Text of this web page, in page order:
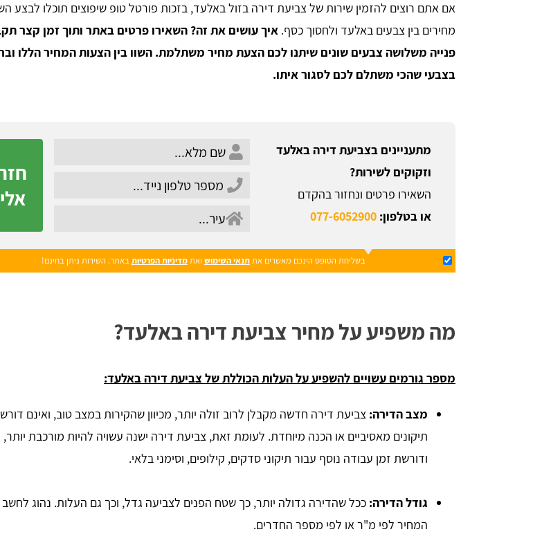
אם אתם רוצים להזמין שירות של צביעת דירה בזול באלעד, בזכות פורטל טופ שיפוצים תוכלו לבצע
מחירים בין צבעים באלעד ולחסוך כסף. איך עושים את זה? השאירו פרטים באתר ותוך זמן קצר
פנייה משלושה צבעים שונים שיתנו לכם הצעת מחיר משתלמת. השוו בין הצעות המחיר הללו
בצבעי שהכי משתלם לכם לסגור איתו.
מתעניינים בצביעת דירה באלעד
וזקוקים לשירות?
השאירו פרטים ונחזור בהקדם
או בטלפון: 077-6052900
בשליחת הטופס הינכם מאשרים אתתנאי השימוש ואתמדיניות הפרטיותבאתר. השירות ניתן בחינם!
מה משפיע על מחיר צביעת דירה באלעד?
מספר גורמים עשויים להשפיע על העלות הכוללת של צביעת דירה באלעד:
מצב הדירה: צביעת דירה חדשה מקבלן לרוב זולה יותר, מכיוון שהקירות במצב טוב, ואינם
תיקונים מאסיביים או הכנה מיוחדת. לעומת זאת, צביעת דירה ישנה עשויה להיות מורכבת יותר,
ודורשת זמן עבודה נוסף עבור תיקוני סדקים, קילופים, וסימני בלאי.
גודל הדירה: ככל שהדירה גדולה יותר, כך שטח הפנים לצביעה גדל, וכך גם העלות. נהוג
המחיר לפי מ"ר או לפי מספר החדרים.